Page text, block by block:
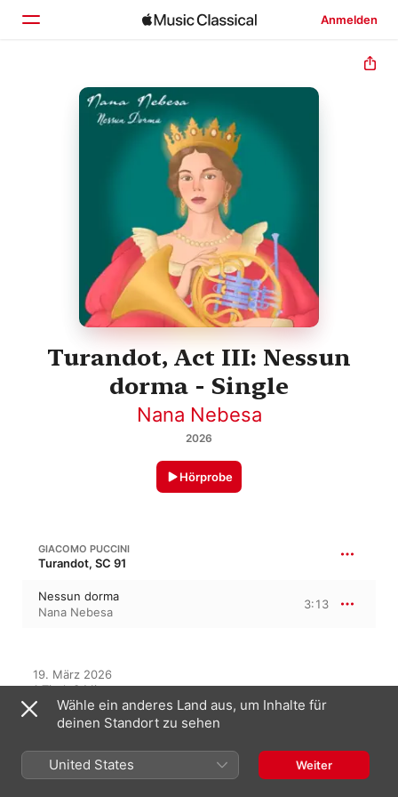
Anmelden
Startseite
Entdecken
Turandot, Act III: Nessun
dorma - Single
Nana Nebesa
2026
Hörprobe
GIACOMO PUCCINI
Turandot, SC 91
Nessun dorma
Nana Nebesa
3:13
19. März 2026
1 Titel, 3 Minuten
℗ 2026 Nana Nebesa
Auf diesem Album
Wähle ein anderes Land aus, um Inhalte für
deinen Standort zu sehen
United States Weiter